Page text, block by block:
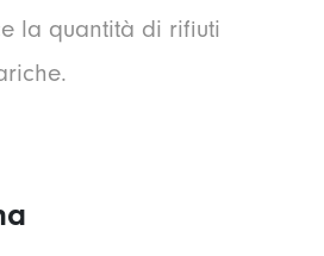
la quantità di rifiuti